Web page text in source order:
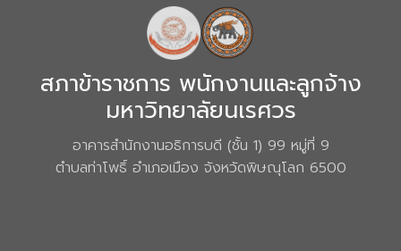
สภาข้าราชการ พนักงานและลูกจ้าง
มหาวิทยาลัยนเรศวร
อาคารสำนักงานอธิการบดี (ชั้น 1) 99 หมู่ที่ 9
ตำบลท่าโพธิ์ อำเภอเมือง จังหวัดพิษณุโลก 6500